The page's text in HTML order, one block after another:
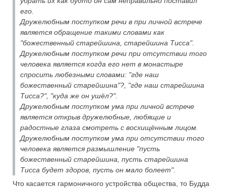
его.
Дружелюбным поступком речи в при личной встрече
является обращение такими словами как
"божественный старейшина, старейшина Тисса".
Дружелюбным поступком речи при отсутствии того
человека является когда его нет в монастыре
спросить любезными словами: "где наш
божественный старейшина"?, "где наш старейшина
Тисса?", "куда же он ушёл?".
Дружелюбным поступком ума при личной встрече
является открыв дружелюбные, любящие и
радостные глаза смотреть с восхищённым лицом.
Дружелюбным поступком ума при отсутствии того
человека является размышление "пусть
божественный старейшина, пусть старейшина
Тисса будет здоров, пусть он мало болеет".
Что касается гармоничного устройства общества, то Будда